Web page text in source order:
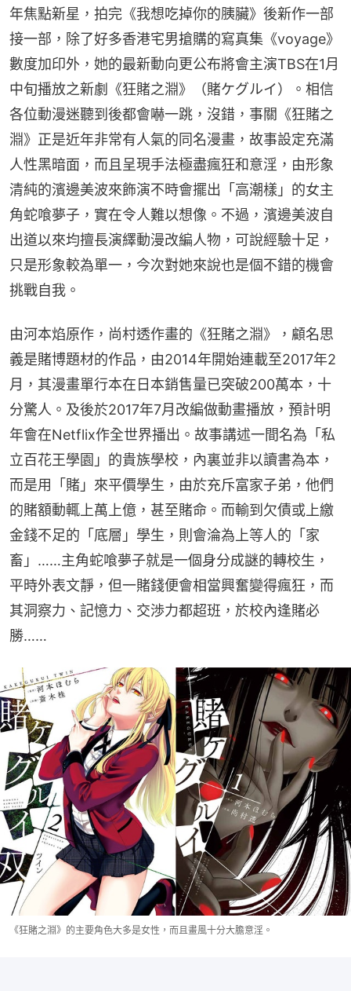
年焦點新星，拍完《我想吃掉你的胰臟》後新作一部
接一部，除了好多香港宅男搶購的寫真集《voyage》
數度加印外，她的最新動向更公布將會主演TBS在1月
中旬播放之新劇《狂賭之淵》（賭ケグルイ）。相信
各位動漫迷聽到後都會嚇一跳，沒錯，事關《狂賭之
淵》正是近年非常有人氣的同名漫畫，故事設定充滿
人性黑暗面，而且呈現手法極盡瘋狂和意淫，由形象
清純的濱邊美波來飾演不時會擺出「高潮樣」的女主
角蛇喰夢子，實在令人難以想像。不過，濱邊美波自
出道以來均擅長演繹動漫改編人物，可說經驗十足，
只是形象較為單一，今次對她來說也是個不錯的機會
挑戰自我。
由河本焰原作，尚村透作畫的《狂賭之淵》，顧名思
義是賭博題材的作品，由2014年開始連載至2017年2
月，其漫畫單行本在日本銷售量已突破200萬本，十
分驚人。及後於2017年7月改編做動畫播放，預計明
年會在Netflix作全世界播出。故事講述一間名為「私
立百花王學園」的貴族學校，內裏並非以讀書為本，
而是用「賭」來平價學生，由於充斥富家子弟，他們
的賭額動輒上萬上億，甚至賭命。而輸到欠債或上繳
金錢不足的「底層」學生，則會淪為上等人的「家
畜」……主角蛇喰夢子就是一個身分成謎的轉校生，
平時外表文靜，但一賭錢便會相當興奮變得瘋狂，而
其洞察力、記憶力、交渉力都超班，於校內逢賭必
勝……
《狂賭之淵》的主要角色大多是女性，而且畫風十分大膽意淫。